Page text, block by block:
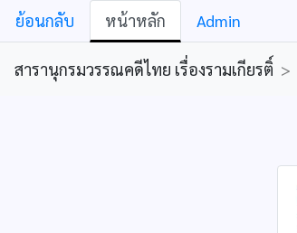
ย้อนกลับ หน้าหลัก Admin
สารานุกรมวรรณคดีไทย เรื่องรามเกียรติ์ >